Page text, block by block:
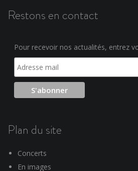
Restons en contact
Pour recevoir nos actualités, entrez
Plan du site
Concerts
En images